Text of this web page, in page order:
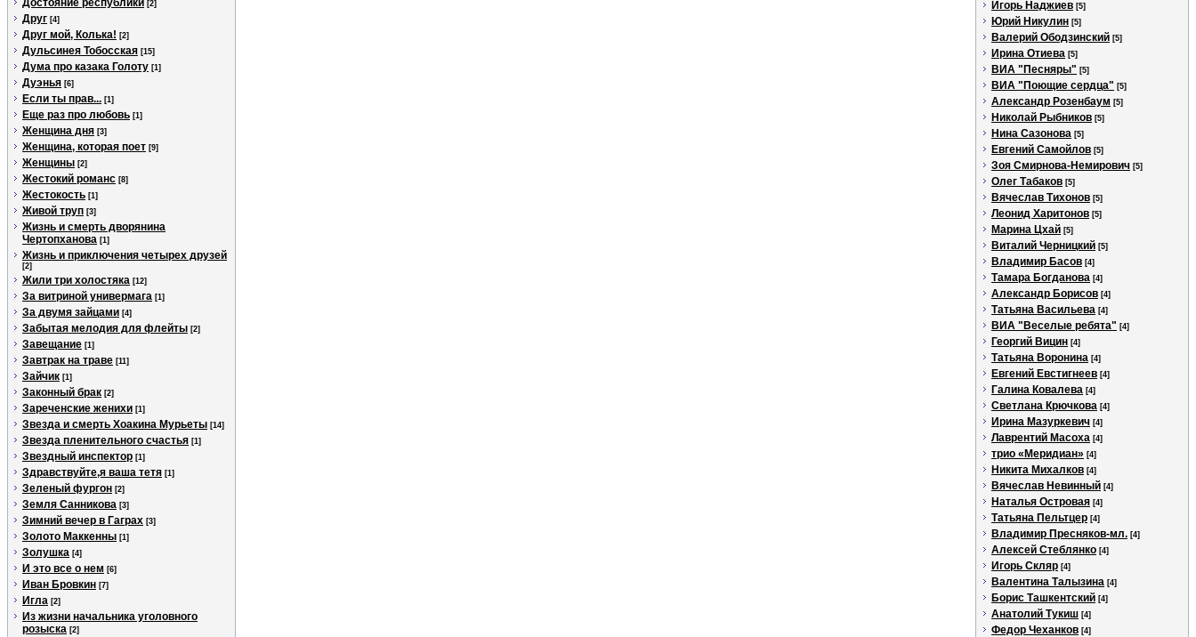
Достояние республики [2]
Друг [4]
Друг мой, Колька! [2]
Дульсинея Тобосская [15]
Дума про казака Голоту [1]
Дуэнья [6]
Если ты прав... [1]
Еще раз про любовь [1]
Женщина дня [3]
Женщина, которая поет [9]
Женщины [2]
Жестокий романс [8]
Жестокость [1]
Живой труп [3]
Жизнь и смерть дворянина
Чертопханова [1]
Жизнь и приключения четырех друзей
[2]
Жили три холостяка [12]
За витриной универмага [1]
За двумя зайцами [4]
Забытая мелодия для флейты [2]
Завещание [1]
Завтрак на траве [11]
Зайчик [1]
Законный брак [2]
Зареченские женихи [1]
Звезда и смерть Хоакина Мурьеты [14]
Звезда пленительного счастья [1]
Звездный инспектор [1]
Здравствуйте,я ваша тетя [1]
Зеленый фургон [2]
Земля Санникова [3]
Зимний вечер в Гаграх [3]
Золото Маккенны [1]
Золушка [4]
И это все о нем [6]
Иван Бровкин [7]
Игла [2]
Из жизни начальника уголовного
розыска [2]
Игорь Наджиев [5]
Юрий Никулин [5]
Валерий Ободзинский [5]
Ирина Отиева [5]
ВИА "Песняры" [5]
ВИА "Поющие сердца" [5]
Александр Розенбаум [5]
Николай Рыбников [5]
Нина Сазонова [5]
Евгений Самойлов [5]
Зоя Смирнова-Немирович [5]
Олег Табаков [5]
Вячеслав Тихонов [5]
Леонид Харитонов [5]
Марина Цхай [5]
Виталий Черницкий [5]
Владимир Басов [4]
Тамара Богданова [4]
Александр Борисов [4]
Татьяна Васильева [4]
ВИА "Веселые ребята" [4]
Георгий Вицин [4]
Татьяна Воронина [4]
Евгений Евстигнеев [4]
Галина Ковалева [4]
Светлана Крючкова [4]
Ирина Мазуркевич [4]
Лаврентий Масоха [4]
трио «Меридиан» [4]
Никита Михалков [4]
Вячеслав Невинный [4]
Наталья Островая [4]
Татьяна Пельтцер [4]
Владимир Пресняков-мл. [4]
Алексей Стеблянко [4]
Игорь Скляр [4]
Валентина Талызина [4]
Борис Ташкентский [4]
Анатолий Тукиш [4]
Федор Чеханков [4]